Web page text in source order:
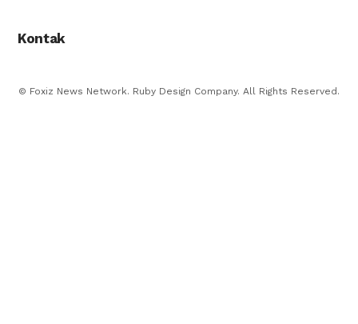
Kontak
© Foxiz News Network. Ruby Design Company. All Rights Reserved.